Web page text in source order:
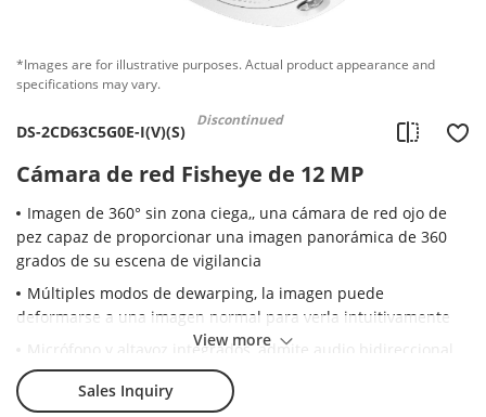
*Images are for illustrative purposes. Actual product appearance and
specifications may vary.
DS-2CD63C5G0E-I(V)(S)
Discontinued
Cámara de red Fisheye de 12 MP
Imagen de 360° sin zona ciega,, una cámara de red ojo de
pez capaz de proporcionar una imagen panorámica de 360
grados de su escena de vigilancia
Múltiples modos de dewarping, la imagen puede
deformarse a una imagen normal para verla intuitivamente
Micrófono y altavoz integrados, admite audio bidireccional
para lograr seguridad en tiempo real al escuchar sonido y
hablar a través de la cámara
View more
Sales Inquiry